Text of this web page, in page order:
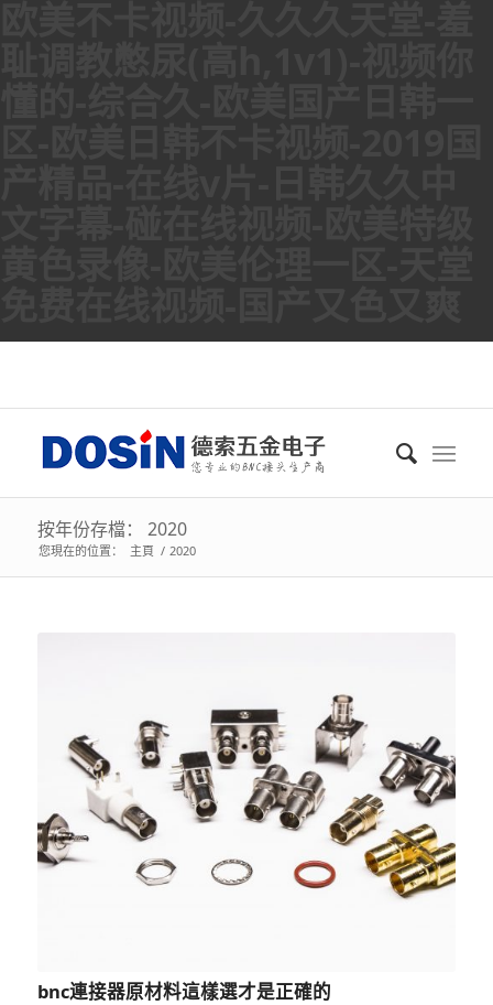
按年份存檔： 2020
您現在的位置： 主頁 / 2020
bnc連接器原材料這樣選才是正確的